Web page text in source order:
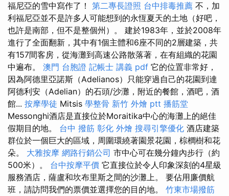
福尼亞的雪中寫作了！ 第二專長證照 台中排毒推薦 不，加
利福尼亞並不是許多人可能想到的永恆夏天的土地（好吧，
也許是南部，但不是整個州）。 建於1983年，並於2008年
進行了全面翻新，其中有1個主體和6座不同的2層建築，共
有157間客房，從海灘到高速公路散落著，在有組織的花園
中遍布。 澳門 台胞證 記帳士 講義 pdf 它的位置非常好，
因為阿德里亞諾斯（Adelianos）只能穿過自己的花園到達
阿德利安（Adelian）的石頭/沙灘，附近的餐館，酒吧，酒
館... 按摩學徒 Mitsis 學整骨 新竹 外燴 ptt 播筋堂
Messonghi酒店是直接位於Moraitika中心的海灘上的絕佳
假期目的地。 台中 撥筋 彰化 外燴 搜尋引擎優化 酒店建築
群位於一個巨大的區域，周圍環繞著園景花園，棕櫚樹和花
朵。 大雅按摩 網路行銷公司 市中心可在幾分鐘內步行（約
500米）。 台中按摩平價 它直接位於令人印象深刻的4星級
服務酒店，薩盧和坎布里斯之間的沙灘上。 要佔用廉價航
班，請訪問我們的票價並選擇您的目的地。 竹東市場撥筋